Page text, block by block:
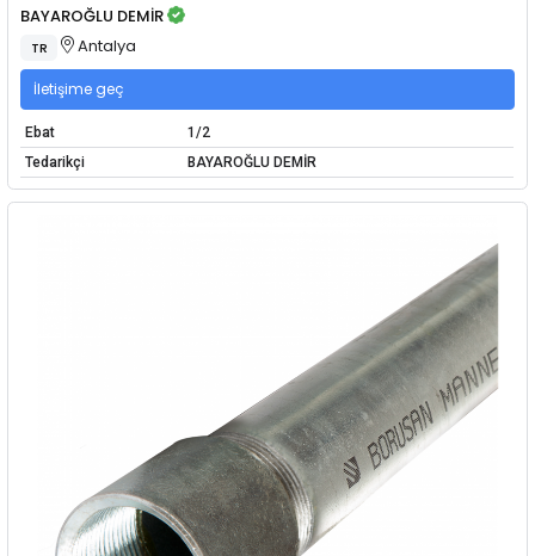
BAYAROĞLU DEMİR
TR Antalya
İletişime geç
Ebat
1/2
Tedarikçi
BAYAROĞLU DEMİR